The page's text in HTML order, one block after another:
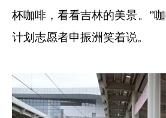
杯咖啡，看看吉林的美景。”
计划志愿者申振洲笑着说。